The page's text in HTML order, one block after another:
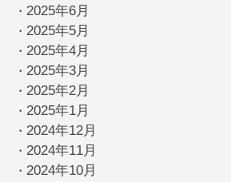
・ 2025年6月
・ 2025年5月
・ 2025年4月
・ 2025年3月
・ 2025年2月
・ 2025年1月
・ 2024年12月
・ 2024年11月
・ 2024年10月